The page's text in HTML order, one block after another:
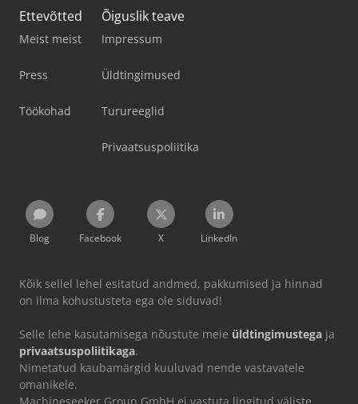
Ettevõtted
Meist meist
Press
Töökohad
Õiguslik teave
Impressum
Üldtingimused
Turureeglid
Privaatsuspoliitika
Blog Facebook X LinkedIn
Kõik sellel lehel esitatud andmed, pakkumised ja hinnad
on ilma kohustusteta ega ole siduvad!
Selle lehe kasutamisega nõustute meie üldtingimustega ja
privaatsuspoliitikaga.
Nimetatud kaubamärgid kuuluvad nende vastavatele
omanikele.